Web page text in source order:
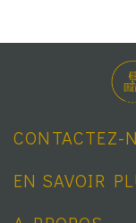
CONTACTEZ-
EN SAVOIR